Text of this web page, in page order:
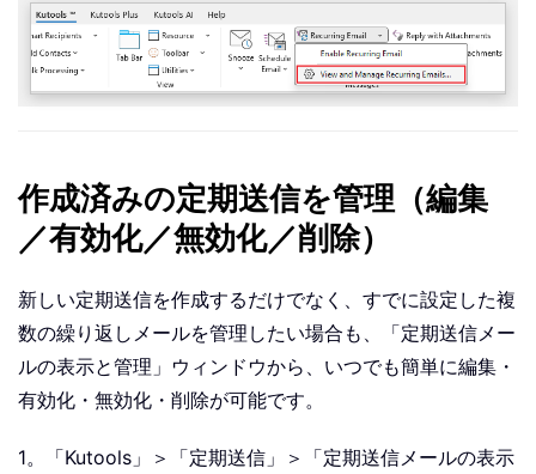
作成済みの定期送信を管理（編集
／有効化／無効化／削除）
新しい定期送信を作成するだけでなく、すでに設定した複
数の繰り返しメールを管理したい場合も、「定期送信メー
ルの表示と管理」ウィンドウから、いつでも簡単に編集・
有効化・無効化・削除が可能です。
1。「Kutools」＞「定期送信」＞「定期送信メールの表示